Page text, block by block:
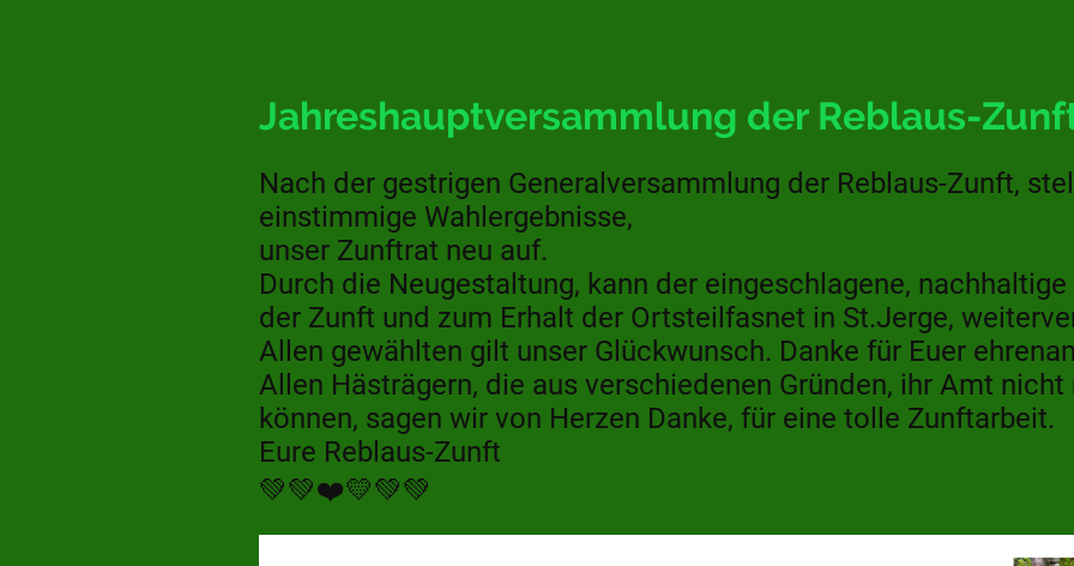
Jahreshauptversammlung der Reblaus-
Nach der gestrigen Generalversammlung der Reblaus-Zunft,
einstimmige Wahlergebnisse,
unser Zunftrat neu auf.
Durch die Neugestaltung, kann der eingeschlagene,
der Zunft und zum Erhalt der Ortsteilfasnet in St.Jerge,
Allen gewählten gilt unser Glückwunsch. Danke für Euer
Allen Hästrägern, die aus verschiedenen Gründen, ihr Amt
können, sagen wir von Herzen Danke, für eine tolle Zunftarbeit.
Eure Reblaus-Zunft
💚💚❤️💛💚💚